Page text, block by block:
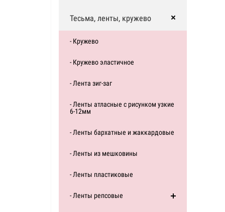
Тесьма, ленты, кружево
- Кружево
- Кружево эластичное
- Лента зиг-заг
- Ленты атласные с рисунком узкие
6-12мм
- Ленты бархатные и жаккардовые
- Ленты из мешковины
- Ленты пластиковые
- Ленты репсовые